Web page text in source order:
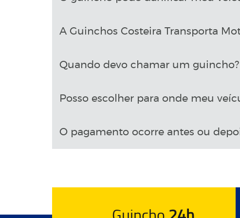
A Guinchos Costeira Transporta
Quando devo chamar um guincho?
Posso escolher para onde meu
O pagamento ocorre antes ou